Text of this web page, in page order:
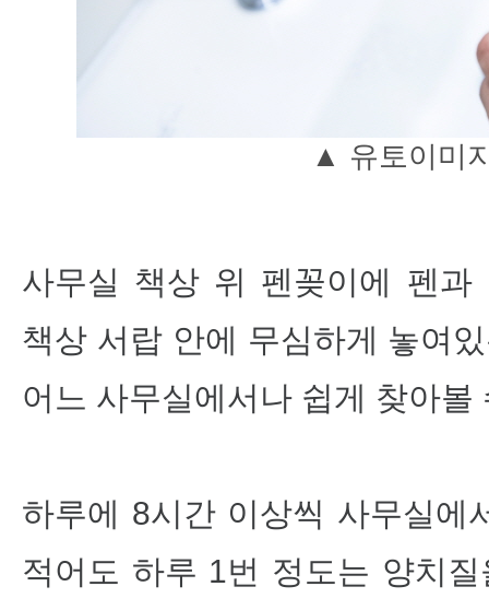
▲ 유토이미
사무실 책상 위 펜꽂이에 펜과
책상 서랍 안에 무심하게 놓여
어느 사무실에서나 쉽게 찾아볼
하루에 8시간 이상씩 사무실에
적어도 하루 1번 정도는 양치